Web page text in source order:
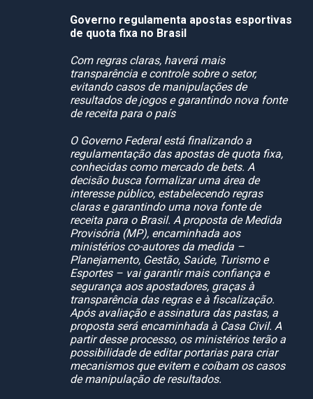
Governo regulamenta apostas esportivas
de quota fixa no Brasil
Com regras claras, haverá mais
transparência e controle sobre o setor,
evitando casos de manipulações de
resultados de jogos e garantindo nova fonte
de receita para o país
O Governo Federal está finalizando a
regulamentação das apostas de quota fixa,
conhecidas como mercado de bets. A
decisão busca formalizar uma área de
interesse público, estabelecendo regras
claras e garantindo uma nova fonte de
receita para o Brasil. A proposta de Medida
Provisória (MP), encaminhada aos
ministérios co-autores da medida –
Planejamento, Gestão, Saúde, Turismo e
Esportes – vai garantir mais confiança e
segurança aos apostadores, graças à
transparência das regras e à fiscalização.
Após avaliação e assinatura das pastas, a
proposta será encaminhada à Casa Civil. A
partir desse processo, os ministérios terão a
possibilidade de editar portarias para criar
mecanismos que evitem e coíbam os casos
de manipulação de resultados.